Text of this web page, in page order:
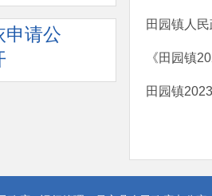
申请公
田园镇人
《田园镇
田园镇